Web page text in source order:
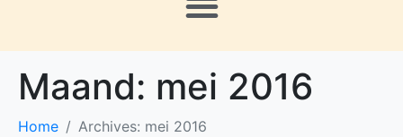
Maand: mei 2016
Home Archives: mei 2016